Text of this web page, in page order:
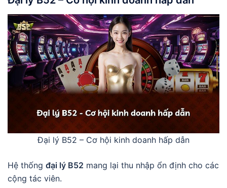
Đại lý B52 – Cơ hội kinh doanh hấp dẫn
Hệ thống đại lý B52 mang lại thu nhập ổn định cho các
cộng tác viên.